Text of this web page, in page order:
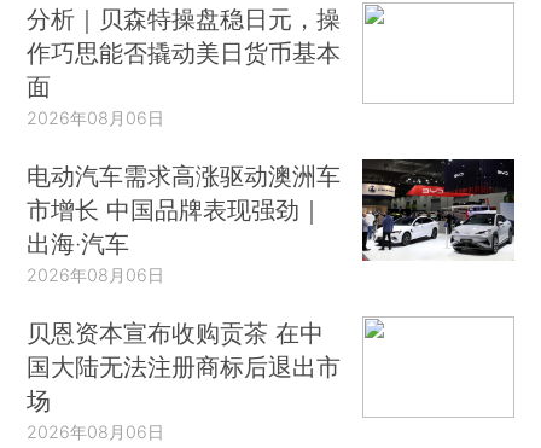
分析｜贝森特操盘稳日元，操
作巧思能否撬动美日货币基本
面
2026年08月06日
电动汽车需求高涨驱动澳洲车
市增长 中国品牌表现强劲｜
出海·汽车
2026年08月06日
贝恩资本宣布收购贡茶 在中
国大陆无法注册商标后退出市
场
2026年08月06日